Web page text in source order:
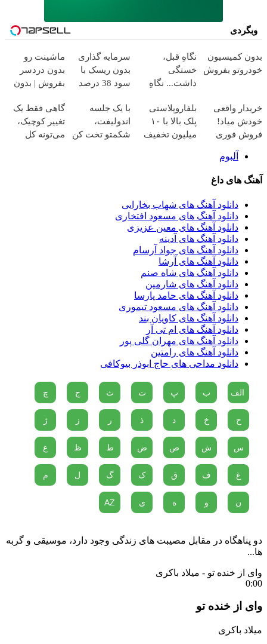
وبگردی
بدون کمیسیون
خودروتو بفروش
نگاهِ قبل،
خستگی
داشت... نگاهِ
🌸 بلفا با 25%
تخفیف
سرمایه گذاری
بدون ریسک با
سود 38 درصد
ماشینت رو
بدون دردسر
بفروش | بدون
خریدار واقعی
خودش میاد!
فروش فوری
همراه مکانیک
بلفاروپلاستی
پلک بالا با ۱۰
میلیون تخفیف
با یک جلسه
اندولیفت،
شکمتو تخت کن
گاهی فقط یک
تغییر کوچیک،
می‌تونه کل
آلبوم
آهنگ های داغ
دانلود آهنگ های شهاب بخارایی
دانلود آهنگ های مسعود افتخاری
دانلود آهنگ های معین عزیزی
دانلود آهنگ های آدینه
دانلود آهنگ های جواد آرسام
دانلود آهنگ های آرشا
دانلود آهنگ های شاه صنم
دانلود آهنگ های شارمین
دانلود آهنگ های حامد پارسا
دانلود آهنگ های مسعود تیموری
دانلود آهنگ های کاویان بند
دانلود آهنگ های ام تی آر
دانلود آهنگ های مهران گلی پور
دانلود آهنگ های رامتین
دانلود مداحی های حاج ابوذر بیوکافی
الف ب پ ت ث ج چ
ح خ د ذ ر ز ژ
س ش ص ض ط ظ ع
غ ف ق ک گ ل م
ن و ه ی AZ
دو پناهگاه در مقابل مصیبت های زندگی وجود دارد، موسیقی و گربه
ها...
وای از خنده تو - میلاد باکری
0:00
وای از خنده تو
میلاد باکری